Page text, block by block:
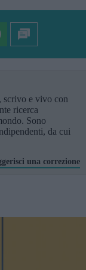
scrivo e vivo con
ricerca
Sono
da cui
una correzione